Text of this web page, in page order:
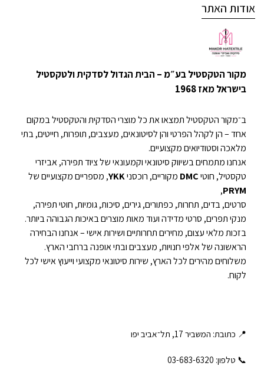
אודות האתר
מקור הטקסטיל בע״מ – הבית הגדול לסדקית ולטקסטיל
בישראל מאז 1968
ב־מקור הטקסטיל תמצאו את כל מוצרי הסדקית והטקסטיל במקום
אחד – הן לקהל הפרטי והן לסיטונאים, מעצבים, תופרות, חייטים, בתי
מלאכה וסטודיואים מקצועיים.
אנחנו מתמחים בשיווק סיטונאי וקמעונאי של ציוד תפירה, אביזרי
טקסטיל, חוטיDMC מקוריים, רוכסניYKK, מספריים מקצועיים של
PRYM
,
סרטים, בדים, תחרות, כפתורים, גירים, סיכות, גומיות, חוטי תפירה,
מנקי תפרים, סרטי מדידה ועוד מאות מוצרים באיכות הגבוהה ביותר.
בזכות מלאי עצום, מחירים תחרותיים ושירות אישי – אנחנו הבחירה
הראשונה של אלפי חנויות, מעצבים ובתי אופנה ברחבי הארץ.
משלוחים מהירים לכל הארץ, שירות סיטונאי מקצועי וייעוץ אישי לכל
לקוח.
📍 כתובת: המשביר 17, תל־אביב יפו
📞 טלפון: ‎03-683-6320